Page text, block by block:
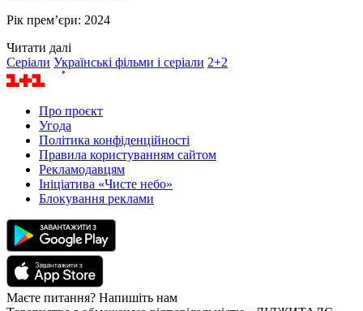
Рік прем’єри: 2024
Читати далі
Серіали Українські фільми і серіали 2+2
Про проєкт
Угода
Політика конфіденційності
Правила користуванням сайтом
Рекламодавцям
Ініціатива «Чисте небо»
Блокування реклами
Маєте питання? Напишіть нам